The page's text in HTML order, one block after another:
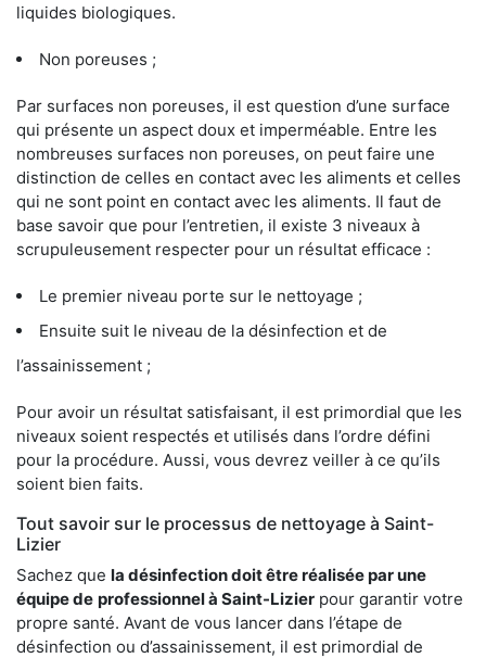
liquides biologiques.
Non poreuses ;
Par surfaces non poreuses, il est question d’une surface
qui présente un aspect doux et imperméable. Entre les
nombreuses surfaces non poreuses, on peut faire une
distinction de celles en contact avec les aliments et celles
qui ne sont point en contact avec les aliments. Il faut de
base savoir que pour l’entretien, il existe 3 niveaux à
scrupuleusement respecter pour un résultat efficace :
Le premier niveau porte sur le nettoyage ;
Ensuite suit le niveau de la désinfection et de
l’assainissement ;
Pour avoir un résultat satisfaisant, il est primordial que les
niveaux soient respectés et utilisés dans l’ordre défini
pour la procédure. Aussi, vous devrez veiller à ce qu’ils
soient bien faits.
Tout savoir sur le processus de nettoyage à Saint-
Lizier
Sachez que la désinfection doit être réalisée par une
équipe de professionnel à Saint-Lizier pour garantir votre
propre santé. Avant de vous lancer dans l’étape de
désinfection ou d’assainissement, il est primordial de